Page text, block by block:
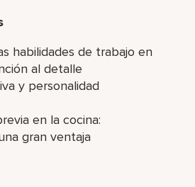
habilidades de trabajo en
al detalle
y personalidad
en la cocina:
gran ventaja